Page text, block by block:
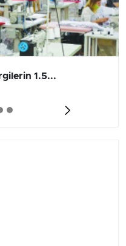
1.5...